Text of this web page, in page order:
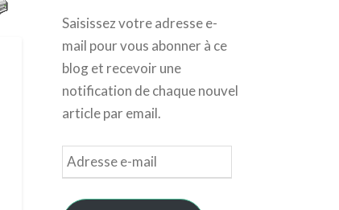
Saisissez votre adresse e-
mail pour vous abonner à ce
blog et recevoir une
notification de chaque nouvel
article par email.
Adresse
e-
mail